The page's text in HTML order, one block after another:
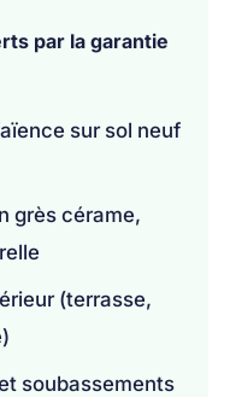
par la garantie
sur sol neuf
grès cérame,
(terrasse,
soubassements